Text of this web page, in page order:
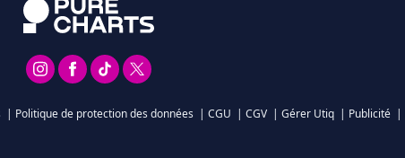
| Politique de protection des données | CGU | CGV | Gérer Utiq | Publicité |